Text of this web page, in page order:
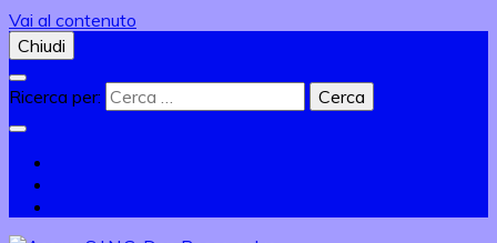
Vai al contenuto
Chiudi
Ricerca per: